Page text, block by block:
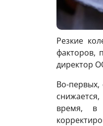
Резкие
факторов,
директор
Во-первых,
время, в